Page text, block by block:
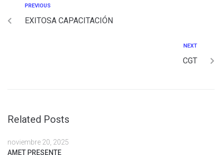
PREVIOUS
EXITOSA CAPACITACIÓN
NEXT
CGT
Related Posts
noviembre 20, 2025
AMET PRESENTE